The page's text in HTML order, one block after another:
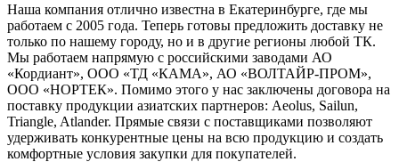
Наша компания отлично известна в Екатеринбурге, где мы
работаем с 2005 года. Теперь готовы предложить доставку не
только по нашему городу, но и в другие регионы любой ТК.
Мы работаем напрямую с российскими заводами АО
«Кордиант», ООО «ТД «КАМА», АО «ВОЛТАЙР-ПРОМ»,
ООО «НОРТЕК». Помимо этого у нас заключены договора на
поставку продукции азиатских партнеров: Aeolus, Sailun,
Triangle, Atlander. Прямые связи с поставщиками позволяют
удерживать конкурентные цены на всю продукцию и создать
комфортные условия закупки для покупателей.